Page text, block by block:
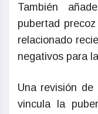
También
pubertad
relacionado
negativos para
Una revisión de
vincula la